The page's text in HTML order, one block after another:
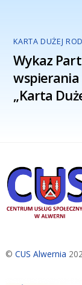
KARTA DUŻEJ
Wykaz
wspierania
„Karta
© CUS Alwernia